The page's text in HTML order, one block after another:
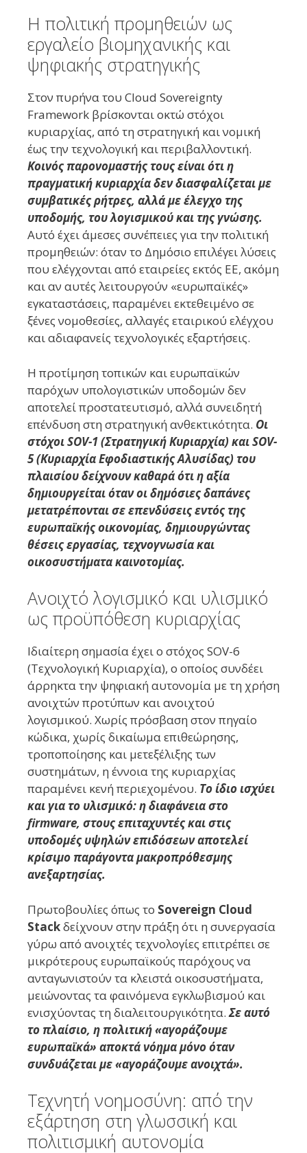
Η πολιτική προμηθειών ως
εργαλείο βιομηχανικής και
ψηφιακής στρατηγικής
Στον πυρήνα του Cloud Sovereignty
Framework βρίσκονται οκτώ στόχοι
κυριαρχίας, από τη στρατηγική και νομική
έως την τεχνολογική και περιβαλλοντική.
Κοινός παρονομαστής τους είναι ότι η
πραγματική κυριαρχία δεν διασφαλίζεται με
συμβατικές ρήτρες, αλλά με έλεγχο της
υποδομής, του λογισμικού και της γνώσης.
Αυτό έχει άμεσες συνέπειες για την πολιτική
προμηθειών: όταν το Δημόσιο επιλέγει λύσεις
που ελέγχονται από εταιρείες εκτός ΕΕ, ακόμη
και αν αυτές λειτουργούν «ευρωπαϊκές»
εγκαταστάσεις, παραμένει εκτεθειμένο σε
ξένες νομοθεσίες, αλλαγές εταιρικού ελέγχου
και αδιαφανείς τεχνολογικές εξαρτήσεις.
Η προτίμηση τοπικών και ευρωπαϊκών
παρόχων υπολογιστικών υποδομών δεν
αποτελεί προστατευτισμό, αλλά συνειδητή
επένδυση στη στρατηγική ανθεκτικότητα. Οι
στόχοι SOV-1 (Στρατηγική Κυριαρχία) και SOV-
5 (Κυριαρχία Εφοδιαστικής Αλυσίδας) του
πλαισίου δείχνουν καθαρά ότι η αξία
δημιουργείται όταν οι δημόσιες δαπάνες
μετατρέπονται σε επενδύσεις εντός της
ευρωπαϊκής οικονομίας, δημιουργώντας
θέσεις εργασίας, τεχνογνωσία και
οικοσυστήματα καινοτομίας.
Ανοιχτό λογισμικό και υλισμικό
ως προϋπόθεση κυριαρχίας
Ιδιαίτερη σημασία έχει ο στόχος SOV-6
(Τεχνολογική Κυριαρχία), ο οποίος συνδέει
άρρηκτα την ψηφιακή αυτονομία με τη χρήση
ανοιχτών προτύπων και ανοιχτού
λογισμικού. Χωρίς πρόσβαση στον πηγαίο
κώδικα, χωρίς δικαίωμα επιθεώρησης,
τροποποίησης και μετεξέλιξης των
συστημάτων, η έννοια της κυριαρχίας
παραμένει κενή περιεχομένου. Το ίδιο ισχύει
και για το υλισμικό: η διαφάνεια στο
firmware, στους επιταχυντές και στις
υποδομές υψηλών επιδόσεων αποτελεί
κρίσιμο παράγοντα μακροπρόθεσμης
ανεξαρτησίας.
Πρωτοβουλίες όπως το Sovereign Cloud
Stackδείχνουν στην πράξη ότι η συνεργασία
γύρω από ανοιχτές τεχνολογίες επιτρέπει σε
μικρότερους ευρωπαϊκούς παρόχους να
ανταγωνιστούν τα κλειστά οικοσυστήματα,
μειώνοντας τα φαινόμενα εγκλωβισμού και
ενισχύοντας τη διαλειτουργικότητα.Σε αυτό
το πλαίσιο, η πολιτική «αγοράζουμε
ευρωπαϊκά» αποκτά νόημα μόνο όταν
συνδυάζεται με «αγοράζουμε ανοιχτά».
Τεχνητή νοημοσύνη: από την
εξάρτηση στη γλωσσική και
πολιτισμική αυτονομία